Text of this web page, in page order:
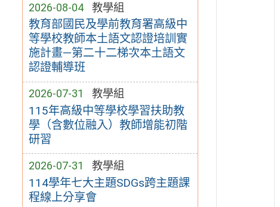
2026-08-04 教學組
教育部國民及學前教育署高級中
等學校教師本土語文認證培訓實
施計畫—第二十二梯次本土語文
認證輔導班
2026-07-31 教學組
115年高級中等學校學習扶助教
學（含數位融入）教師增能初階
研習
2026-07-31 教學組
114學年七大主題SDGs跨主題課
程線上分享會